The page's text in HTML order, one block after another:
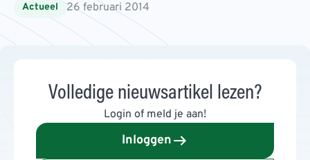
Actueel 26 februari 2014
Volledige nieuwsartikel lezen?
Login of meld je aan!
Inloggen